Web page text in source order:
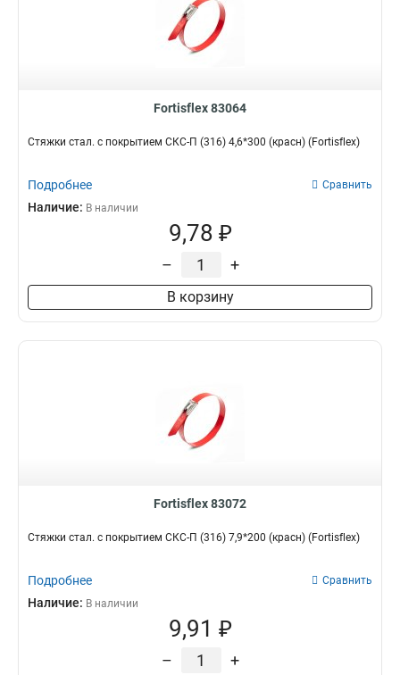
Fortisflex 83064
Стяжки стал. с покрытием СКС-П (316) 4,6*300 (красн) (Fortisflex)
Подробнее Сравнить
Наличие: В наличии
9,78 ₽
– +
В корзину
Fortisflex 83072
Стяжки стал. с покрытием СКС-П (316) 7,9*200 (красн) (Fortisflex)
Подробнее Сравнить
Наличие: В наличии
9,91 ₽
– +